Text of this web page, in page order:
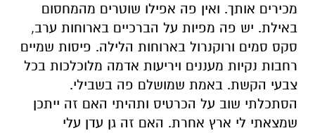
מכירים אותך. ואין פה אפילו שוטרים מהמחסום
באילת. יש פה מפיות על הברכיים בארוחות ערב,
סקס סמים ורוקנרול בארוחות הלילה. פיסות שמיים
רחבות נקיות מעננים ויריעות אדמה מלוכלכות בכל
צבעי הקשת. באמת שמושלם פה בשבילי.
הסתכלתי שוב על הכרטיס ותהיתי האם זה ייתכן
שמצאתי לי ארץ אחרת. האם זה גן עדן עלי